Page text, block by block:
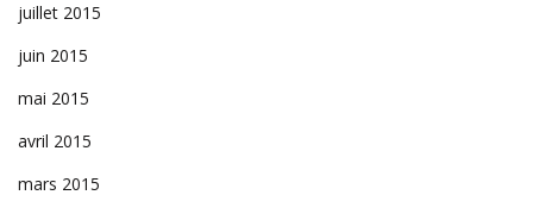
juillet 2015
juin 2015
mai 2015
avril 2015
mars 2015